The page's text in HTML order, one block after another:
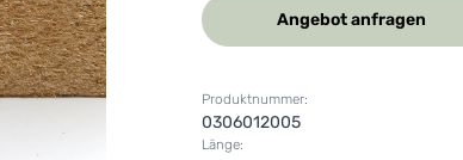
Angebot anfragen
Produktnummer:
0306012005
Länge: